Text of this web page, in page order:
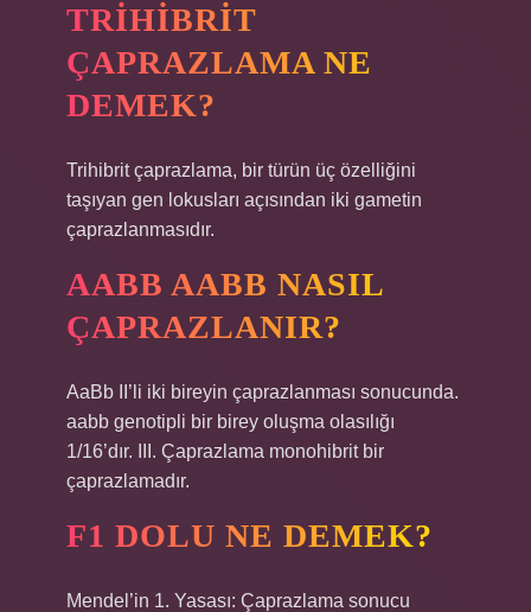
TRIHIBRIT
ÇAPRAZLAMA NE
DEMEK?
Trihibrit çaprazlama, bir türün üç özelliğini
taşıyan gen lokusları açısından iki gametin
çaprazlanmasıdır.
AABB AABB NASIL
ÇAPRAZLANIR?
AaBb II’li iki bireyin çaprazlanması sonucunda.
aabb genotipli bir birey oluşma olasılığı
1/16’dır. III. Çaprazlama monohibrit bir
çaprazlamadır.
F1 DOLU NE DEMEK?
Mendel’in 1. Yasası: Çaprazlama sonucu